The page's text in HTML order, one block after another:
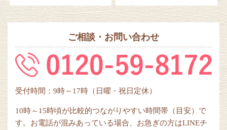
ご相談・お問い合わせ
受付時間：9時～17時（日曜・祝日定休）
10時～15時頃が比較的つながりやすい時間帯（目安）で
す。お電話が混みあっている場合、お急ぎの方はLINEチ